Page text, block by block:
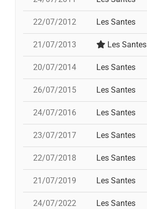
22/07/2012 Les Santes
21/07/2013 Les Santes
20/07/2014 Les Santes
26/07/2015 Les Santes
24/07/2016 Les Santes
23/07/2017 Les Santes
22/07/2018 Les Santes
21/07/2019 Les Santes
24/07/2022 Les Santes